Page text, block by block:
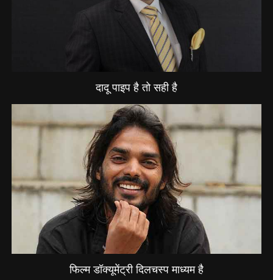
दादू पाइप है तो सही है
फिल्म डॉक्यूमेंट्री दिलचस्प माध्यम है